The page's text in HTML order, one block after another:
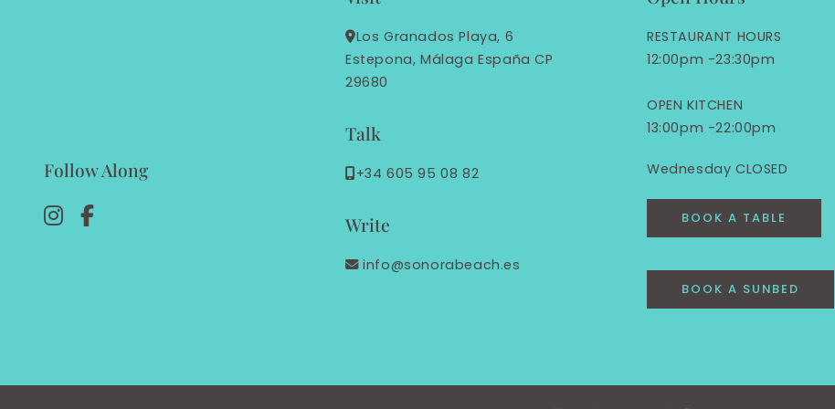
Follow Along
Los Granados Playa, 6
Estepona, Málaga España CP
29680
Talk
+34 605 95 08 82
Write
info@sonorabeach.es
RESTAURANT HOURS
12:00pm -23:30pm
OPEN KITCHEN
13:00pm -22:00pm
Wednesday CLOSED
BOOK A TABLE
BOOK A SUNBED